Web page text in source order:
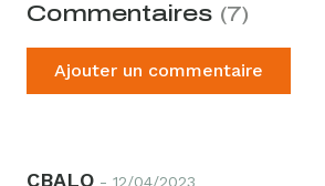
Commentaires (7)
Ajouter un commentaire
CBALO - 12/04/2023